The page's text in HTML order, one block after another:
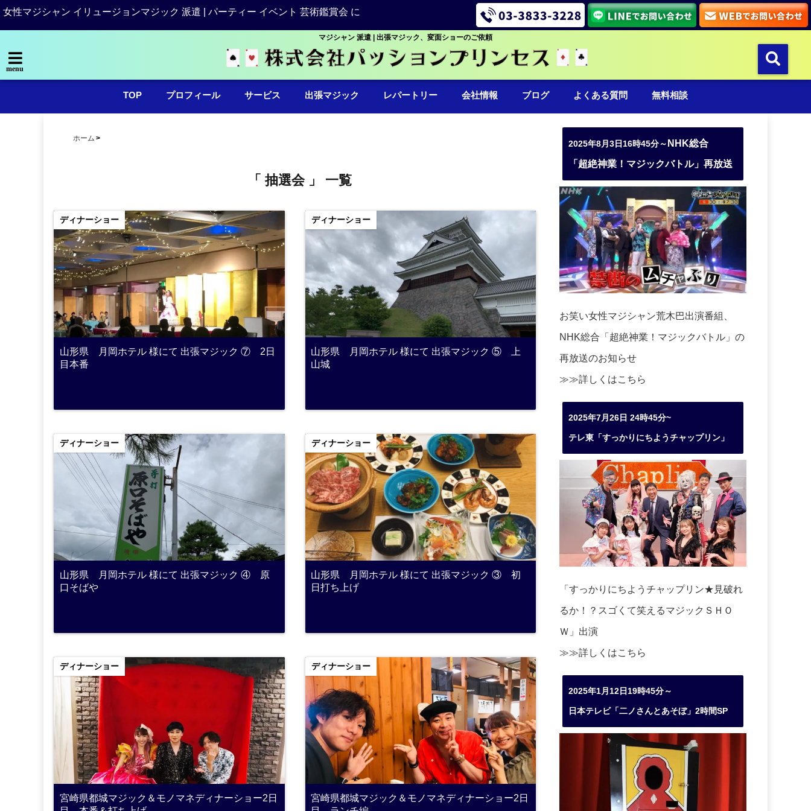
女性マジシャン イリュージョンマジック 派遣 | パーティー イベント 芸術鑑賞会 に
マジシャン 派遣 | 出張マジック、変面ショーのご依頼
menu
TOP プロフィール サービス 出張マジック レパートリー 会社情報 ブログ よくある質問 無料相談
ホーム
「 抽選会 」 一覧
ディナーショー
山形県 月岡ホテル 様にて 出張マジック ⑦ 2日
目本番
ディナーショー
山形県 月岡ホテル 様にて 出張マジック ⑤ 上
山城
ディナーショー
山形県 月岡ホテル 様にて 出張マジック ④ 原
口そばや
ディナーショー
山形県 月岡ホテル 様にて 出張マジック ③ 初
日打ち上げ
ディナーショー
宮崎県都城マジック＆モノマネディナーショー2日
ディナーショー
宮崎県都城マジック＆モノマネディナーショー2日
2025年8月3日16時45分～ NHK総合
「超絶神業！マジックバトル」再放送
お笑い女性マジシャン荒木巴出演番組、
NHK総合「超絶神業！マジックバトル」の
再放送のお知らせ
≫≫詳しくはこちら
2025年7月26日 24時45分~
テレ東「すっかりにちようチャップリン」
「すっかりにちようチャップリン★見破れ
るか！？スゴくて笑えるマジックＳＨＯ
Ｗ」出演
≫≫詳しくはこちら
2025年1月12日19時45分～
日本テレビ「二ノさんとあそぼ」2時間SP